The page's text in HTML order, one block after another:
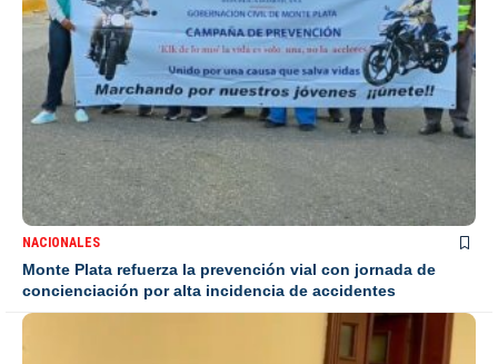
NACIONALES
Monte Plata refuerza la prevención vial con jornada de
concienciación por alta incidencia de accidentes